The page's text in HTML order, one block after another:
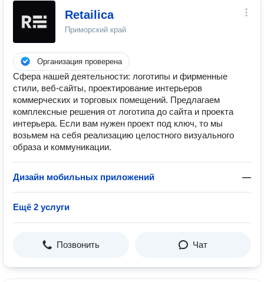
Retailica
Приморский край
Организация проверена
Сфера нашей деятельности: логотипы и фирменные
стили, веб-сайты, проектирование интерьеров
коммерческих и торговых помещений. Предлагаем
комплексные решения от логотипа до сайта и проекта
интерьера. Если вам нужен проект под ключ, то мы
возьмем на себя реализацию целостного визуального
образа и коммуникации.
Дизайн мобильных приложений —
Ещё 2 услуги
Позвонить Чат